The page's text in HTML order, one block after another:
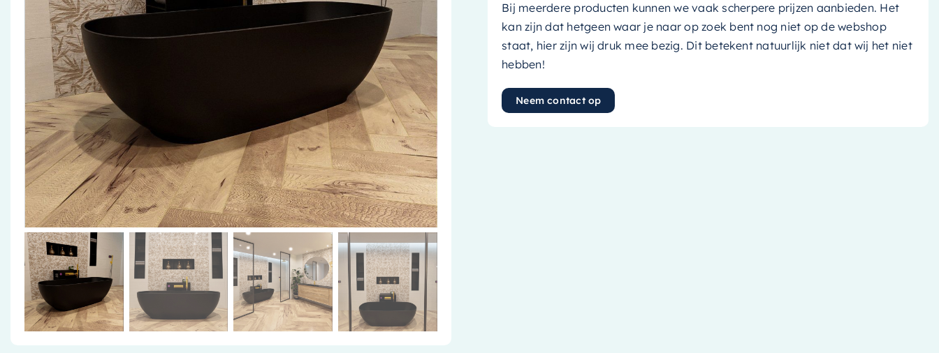
Bij meerdere producten kunnen we vaak scherpere prijzen aanbieden. Het
kan zijn dat hetgeen waar je naar op zoek bent nog niet op de webshop
staat, hier zijn wij druk mee bezig. Dit betekent natuurlijk niet dat wij het niet
hebben!
Neem contact op